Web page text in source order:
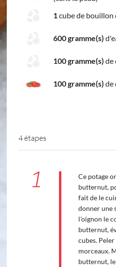
1cube de bouillon
600 gramme(s)
100 gramme(s) de
100 gramme(s) de
4 étapes
1
Ce potage
butternut,
fait de le
donner une
l'oignon le
butternut,
cubes.
morceaux.
butternut,